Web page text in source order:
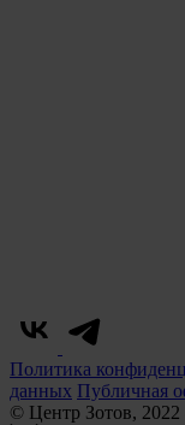
Политика
данных Публичная
© Центр Зотов, 2022